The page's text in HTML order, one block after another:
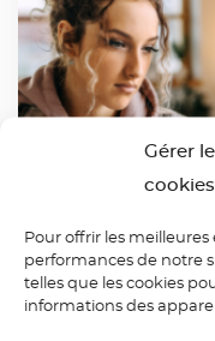
Gérer
cookies
Pour offrir les meilleures
performances de notre
telles que les cookies
informations des